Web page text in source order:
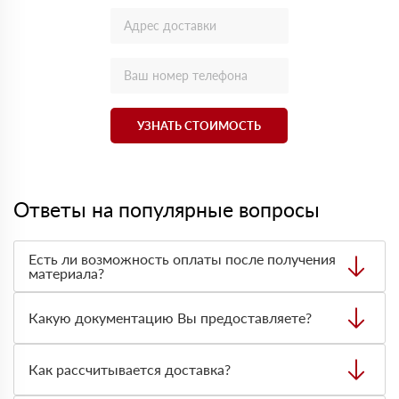
УЗНАТЬ СТОИМОСТЬ
Ответы на популярные вопросы
Есть ли возможность оплаты после получения
материала?
оплата по факту получения товара. При этом, если
доставленный товар был ненадлежащего качества, то
Вы вправе от него отказаться.
Какую документацию Вы предоставляете?
сертификаты и паспорта качества, а также товарно-
транспортную накладную.
Как рассчитывается доставка?